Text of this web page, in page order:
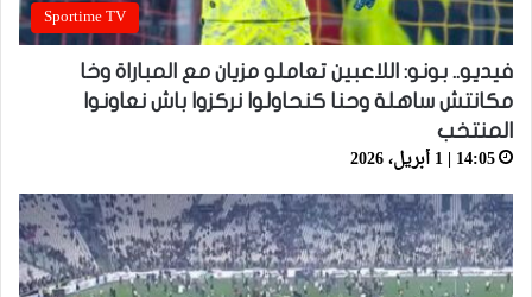
Sportime TV
فيديو.. بونو: اللاعبين تعاملو مزيان مع المباراة وخا
مكانتش ساهلة وحنا كنحاولوا نركزوا باش نعاونوا
المنتخب
14:05 | 1 أبريل، 2026